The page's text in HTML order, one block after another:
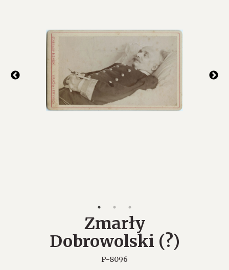
Zmarły
Dobrowolski (?)
P-8096